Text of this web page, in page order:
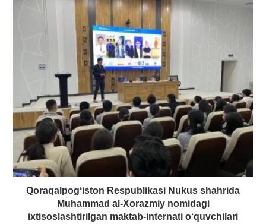
Qoraqalpogʻiston Respublikasi Nukus shahrida
Muhammad al-Xorazmiy nomidagi
ixtisoslashtirilgan maktab-internati o‘quvchilari